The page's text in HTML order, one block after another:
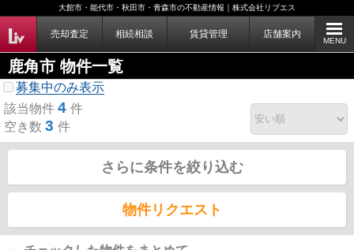
大館市・能代市・秋田市・青森市の不動産情報｜株式会社リブエス
売却査定 相続相談 賃貸管理 店舗案内
MENU
鹿角市 物件一覧
募集中のみ表示
該当物件 4 件
空き数 3 件
さらに条件を絞り込む
物件リクエスト